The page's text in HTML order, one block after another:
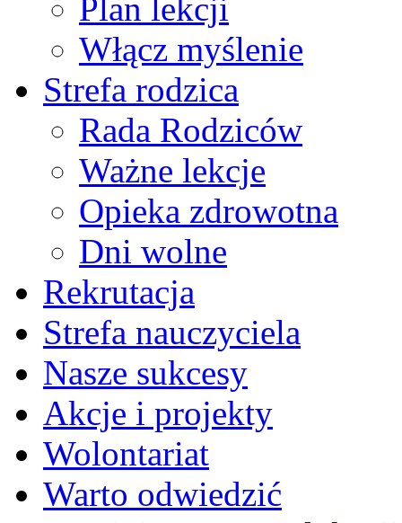
Plan lekcji
Włącz myślenie
Strefa rodzica
Rada Rodziców
Ważne lekcje
Opieka zdrowotna
Dni wolne
Rekrutacja
Strefa nauczyciela
Nasze sukcesy
Akcje i projekty
Wolontariat
Warto odwiedzić